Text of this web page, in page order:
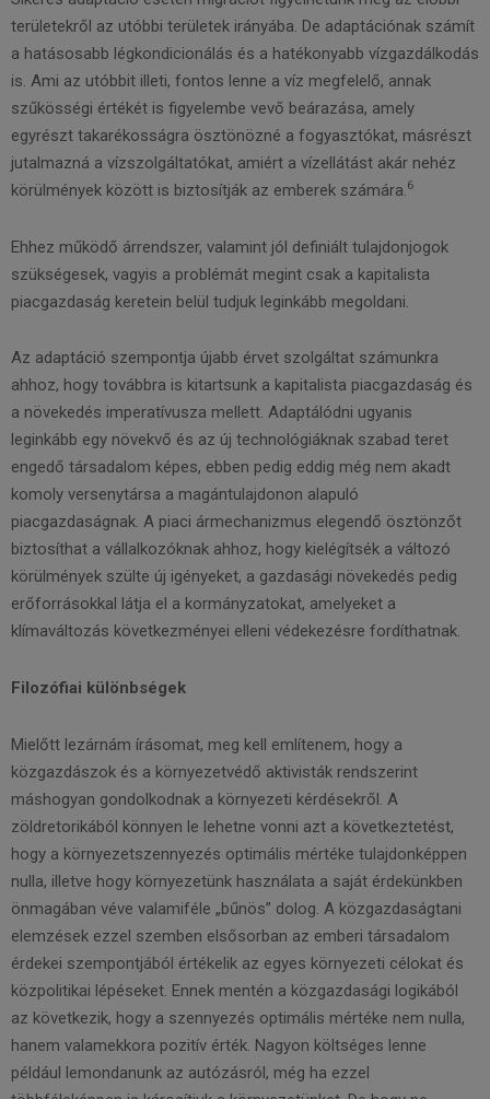
területekről az utóbbi területek irányába. De adaptációnak számít
a hatásosabb légkondicionálás és a hatékonyabb vízgazdálkodás
is. Ami az utóbbit illeti, fontos lenne a víz megfelelő, annak
szűkösségi értékét is figyelembe vevő beárazása, amely
egyrészt takarékosságra ösztönözné a fogyasztókat, másrészt
jutalmazná a vízszolgáltatókat, amiért a vízellátást akár nehéz
körülmények között is biztosítják az emberek számára.6
Ehhez működő árrendszer, valamint jól definiált tulajdonjogok
szükségesek, vagyis a problémát megint csak a kapitalista
piacgazdaság keretein belül tudjuk leginkább megoldani.
Az adaptáció szempontja újabb érvet szolgáltat számunkra
ahhoz, hogy továbbra is kitartsunk a kapitalista piacgazdaság és
a növekedés imperatívusza mellett. Adaptálódni ugyanis
leginkább egy növekvő és az új technológiáknak szabad teret
engedő társadalom képes, ebben pedig eddig még nem akadt
komoly versenytársa a magántulajdonon alapuló
piacgazdaságnak. A piaci ármechanizmus elegendő ösztönzőt
biztosíthat a vállalkozóknak ahhoz, hogy kielégítsék a változó
körülmények szülte új igényeket, a gazdasági növekedés pedig
erőforrásokkal látja el a kormányzatokat, amelyeket a
klímaváltozás következményei elleni védekezésre fordíthatnak.
Filozófiai különbségek
Mielőtt lezárnám írásomat, meg kell említenem, hogy a
közgazdászok és a környezetvédő aktivisták rendszerint
máshogyan gondolkodnak a környezeti kérdésekről. A
zöldretorikából könnyen le lehetne vonni azt a következtetést,
hogy a környezetszennyezés optimális mértéke tulajdonképpen
nulla, illetve hogy környezetünk használata a saját érdekünkben
önmagában véve valamiféle „bűnös” dolog. A közgazdaságtani
elemzések ezzel szemben elsősorban az emberi társadalom
érdekei szempontjából értékelik az egyes környezeti célokat és
közpolitikai lépéseket. Ennek mentén a közgazdasági logikából
az következik, hogy a szennyezés optimális mértéke nem nulla,
hanem valamekkora pozitív érték. Nagyon költséges lenne
például lemondanunk az autózásról, még ha ezzel